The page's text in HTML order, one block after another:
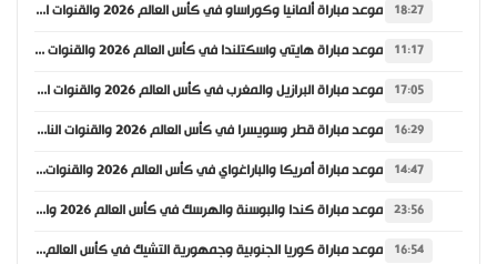
18:27 موعد مباراة ألمانيا وكوراساو في كأس العالم 2026 والقنوات الناقلة
11:17 موعد مباراة هايتي واسكتلندا في كأس العالم 2026 والقنوات الناقلة
17:05 موعد مباراة البرازيل والمغرب في كأس العالم 2026 والقنوات الناقلة
16:29 موعد مباراة قطر وسويسرا في كأس العالم 2026 والقنوات الناقلة
14:47 موعد مباراة أمريكا والباراغواي في كأس العالم 2026 والقنوات الناقلة
23:56 موعد مباراة كندا والبوسنة والهرسك في كأس العالم 2026 والقنوات الناقلة
16:54 موعد مباراة كوريا الجنوبية وجمهورية التشيك في كأس العالم 2026 والقنوات الناقلة